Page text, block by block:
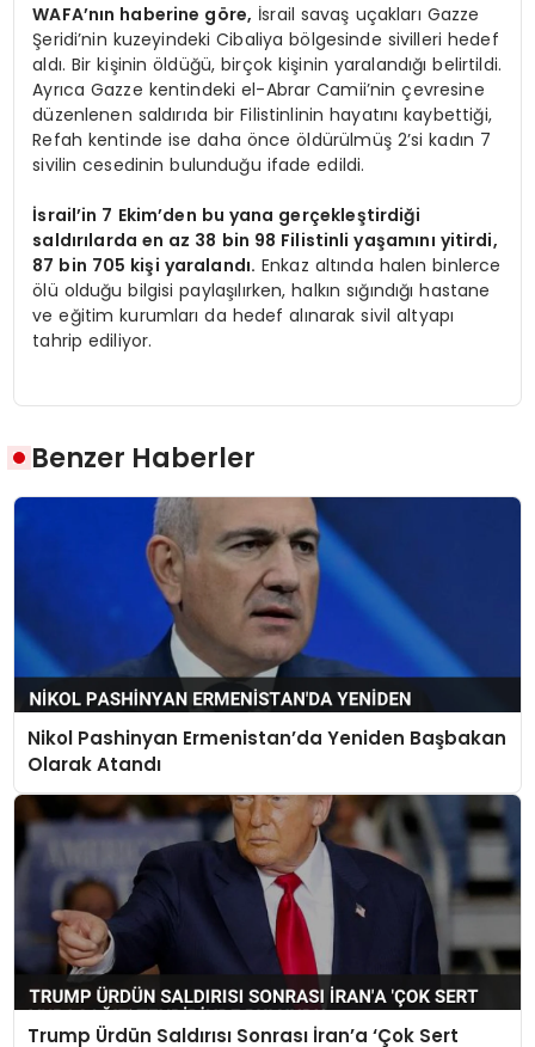
WAFA’nın haberine göre, İsrail savaş uçakları Gazze
Şeridi’nin kuzeyindeki Cibaliya bölgesinde sivilleri hedef
aldı. Bir kişinin öldüğü, birçok kişinin yaralandığı belirtildi.
Ayrıca Gazze kentindeki el-Abrar Camii’nin çevresine
düzenlenen saldırıda bir Filistinlinin hayatını kaybettiği,
Refah kentinde ise daha önce öldürülmüş 2’si kadın 7
sivilin cesedinin bulunduğu ifade edildi.
İsrail’in 7 Ekim’den bu yana gerçekleştirdiği
saldırılarda en az 38 bin 98 Filistinli yaşamını yitirdi,
87 bin 705 kişi yaralandı. Enkaz altında halen binlerce
ölü olduğu bilgisi paylaşılırken, halkın sığındığı hastane
ve eğitim kurumları da hedef alınarak sivil altyapı
tahrip ediliyor.
Benzer Haberler
Nikol Pashinyan Ermenistan’da Yeniden Başbakan
Olarak Atandı
Trump Ürdün Saldırısı Sonrası İran’a ‘Çok Sert